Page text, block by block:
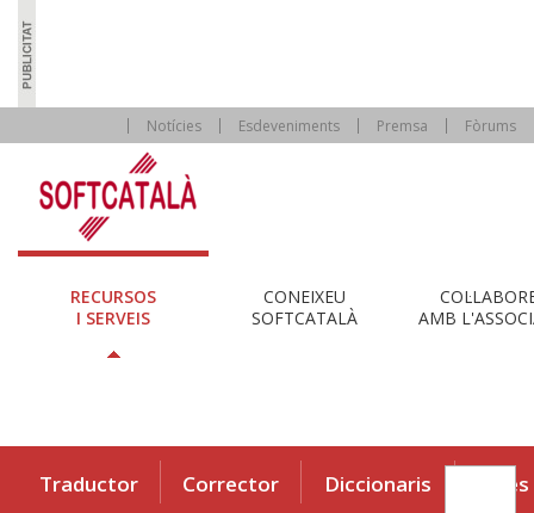
Notícies Esdeveniments Premsa Fòrums
RECURSOS
I SERVEIS
CONEIXEU
SOFTCATALÀ
AMB
Traductor Corrector Diccionaris Eines